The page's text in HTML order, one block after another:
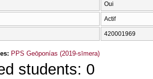
Oui
Actif
420001969
PPS Geōponías (2019-sīmera)
students: 0